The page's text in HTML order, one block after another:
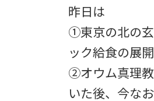
昨日は
①東京の北の玄
ック給食の展
②オウム真理
いた後、今な